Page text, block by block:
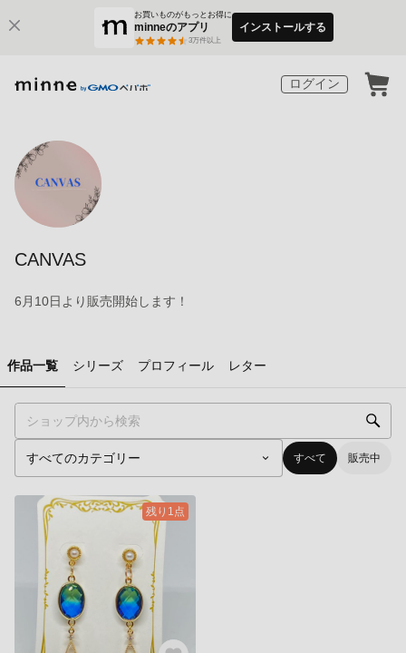
お買いものがもっとお得に
minneのアプリ
3万件以上
インストールする
ログイン
CANVAS
6月10日より販売開始します！
作品一覧 シリーズ プロフィール レター
すべて 販売中
残り1点